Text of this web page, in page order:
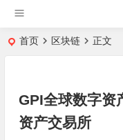
首页 区块链 正文
GPI全球数字
资产交易所